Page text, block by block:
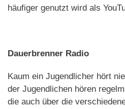
häufiger genutzt wird als
Dauerbrenner Radio
Kaum ein Jugendlicher hört
der Jugendlichen hören
die auch über die